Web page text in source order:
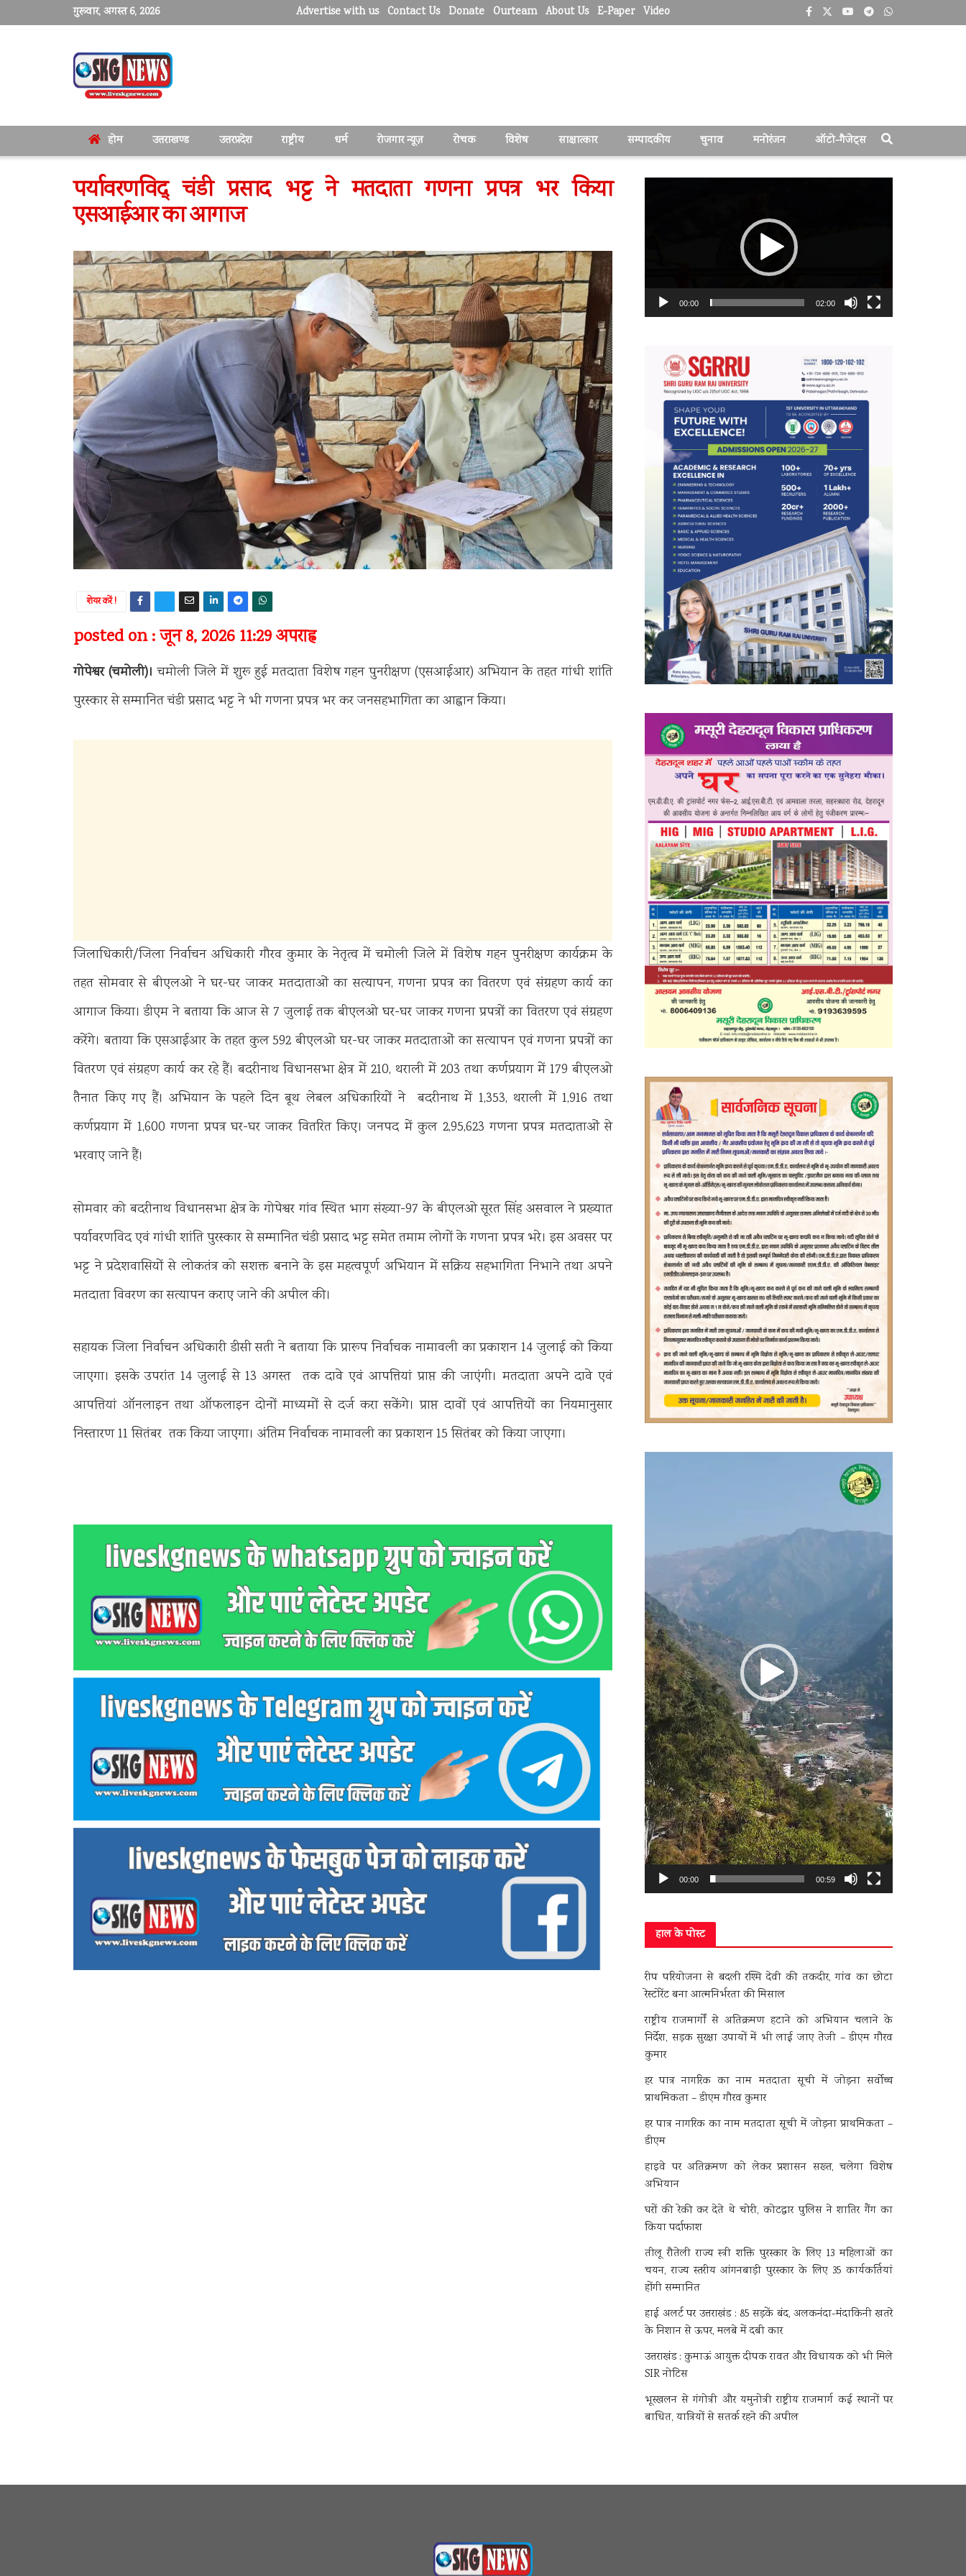
गुरूवार, अगस्त 6, 2026 Advertise with us Contact Us Donate Ourteam About Us E-Paper Video
होम उत्तराखण्ड उत्तरप्रदेश राष्ट्रीय धर्म रोजगार न्यूज़ रोचक विशेष साक्षात्कार सम्पादकीय चुनाव मनोरंजन ऑटो-गैजेट्स
पर्यावरणविद् चंडी प्रसाद भट्ट ने मतदाता गणना प्रपत्र भर किया
एसआईआर का आगाज
शेयर करें !
posted on : जून 8, 2026 11:29 अपराह्न
गोपेश्वर (चमोली)। चमोली जिले में शुरू हुई मतदाता विशेष गहन पुनरीक्षण (एसआईआर) अभियान के तहत गांधी शांति
पुरस्कार से सम्मानित चंडी प्रसाद भट्ट ने भी गणना प्रपत्र भर कर जनसहभागिता का आह्वान किया।
जिलाधिकारी/जिला निर्वाचन अधिकारी गौरव कुमार के नेतृत्व में चमोली जिले में विशेष गहन पुनरीक्षण कार्यक्रम के
तहत सोमवार से बीएलओ ने घर-घर जाकर मतदाताओं का सत्यापन, गणना प्रपत्र का वितरण एवं संग्रहण कार्य का
आगाज किया। डीएम ने बताया कि आज से 7 जुलाई तक बीएलओ घर-घर जाकर गणना प्रपत्रों का वितरण एवं संग्रहण
करेंगे। बताया कि एसआईआर के तहत कुल 592 बीएलओ घर-घर जाकर मतदाताओं का सत्यापन एवं गणना प्रपत्रों का
वितरण एवं संग्रहण कार्य कर रहे हैं। बदरीनाथ विधानसभा क्षेत्र में 210, थराली में 203 तथा कर्णप्रयाग में 179 बीएलओ
तैनात किए गए हैं। अभियान के पहले दिन बूथ लेबल अधिकारियों ने बदरीनाथ में 1,353, थराली में 1,916 तथा
कर्णप्रयाग में 1,600 गणना प्रपत्र घर-घर जाकर वितरित किए। जनपद में कुल 2,95,623 गणना प्रपत्र मतदाताओं से
भरवाए जाने हैं।
सोमवार को बदरीनाथ विधानसभा क्षेत्र के गोपेश्वर गांव स्थित भाग संख्या-97 के बीएलओ सूरत सिंह असवाल ने प्रख्यात
पर्यावरणविद एवं गांधी शांति पुरस्कार से सम्मानित चंडी प्रसाद भट्ट समेत तमाम लोगों के गणना प्रपत्र भरे। इस अवसर पर
भट्ट ने प्रदेशवासियों से लोकतंत्र को सशक्त बनाने के इस महत्वपूर्ण अभियान में सक्रिय सहभागिता निभाने तथा अपने
मतदाता विवरण का सत्यापन कराए जाने की अपील की।
सहायक जिला निर्वाचन अधिकारी डीसी सती ने बताया कि प्रारूप निर्वाचक नामावली का प्रकाशन 14 जुलाई को किया
जाएगा। इसके उपरांत 14 जुलाई से 13 अगस्त तक दावे एवं आपत्तियां प्राप्त की जाएंगी। मतदाता अपने दावे एवं
आपत्तियां ऑनलाइन तथा ऑफलाइन दोनों माध्यमों से दर्ज करा सकेंगे। प्राप्त दावों एवं आपत्तियों का नियमानुसार
निस्तारण 11 सितंबर तक किया जाएगा। अंतिम निर्वाचक नामावली का प्रकाशन 15 सितंबर को किया जाएगा।
00:00 02:00
00:00 00:59
हाल के पोस्ट
रीप परियोजना से बदली रश्मि देवी की तकदीर, गांव का छोटा
रेस्टोरेंट बना आत्मनिर्भरता की मिसाल
राष्ट्रीय राजमार्गों से अतिक्रमण हटाने को अभियान चलाने के
निर्देश, सड़क सुरक्षा उपायों में भी लाई जाए तेजी – डीएम गौरव
कुमार
हर पात्र नागरिक का नाम मतदाता सूची में जोड़ना सर्वोच्च
प्राथमिकता – डीएम गौरव कुमार
हर पात्र नागरिक का नाम मतदाता सूची में जोड़ना प्राथमिकता –
डीएम
हाइवे पर अतिक्रमण को लेकर प्रशासन सख्त, चलेगा विशेष
अभियान
घरों की रेकी कर देते थे चोरी, कोटद्वार पुलिस ने शातिर गैंग का
किया पर्दाफाश
तीलू रौतेली राज्य स्त्री शक्ति पुरस्कार के लिए 13 महिलाओं का
चयन, राज्य स्तरीय आंगनबाड़ी पुरस्कार के लिए 35 कार्यकर्तियां
होंगी सम्मानित
हाई अलर्ट पर उत्तराखंड : 85 सड़कें बंद, अलकनंदा-मंदाकिनी खतरे
के निशान से ऊपर, मलबे में दबी कार
उत्तराखंड : कुमाऊं आयुक्त दीपक रावत और विधायक को भी मिले
SIR नोटिस
भूस्खलन से गंगोत्री और यमुनोत्री राष्ट्रीय राजमार्ग कई स्थानों पर
बाधित, यात्रियों से सतर्क रहने की अपील